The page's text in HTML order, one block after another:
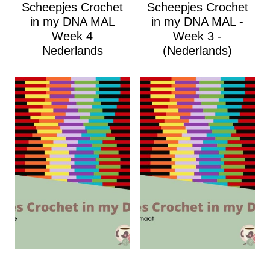
Scheepjes Crochet
in my DNA MAL
Week 4
Nederlands
Scheepjes Crochet
in my DNA MAL -
Week 3 -
(Nederlands)